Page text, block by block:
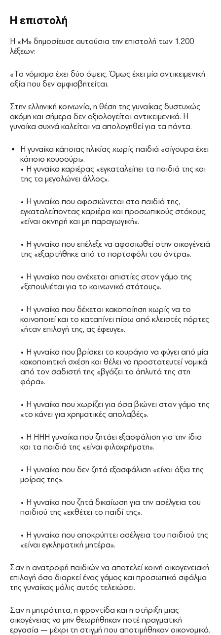
Η επιστολή
Η «Μ» δημοσίευσε αυτούσια την επιστολή των 1.200
λέξεων:
«Το νόμισμα έχει δύο όψεις. Όμως έχει μία αντικειμενική
αξία που δεν αμφισβητείται.
Στην ελληνική κοινωνία, η θέση της γυναίκας δυστυχώς
ακόμη και σήμερα δεν αξιολογείται αντικειμενικά. Η
γυναίκα συχνά καλείται να απολογηθεί για τα πάντα.
H γυναίκα κάποιας ηλικίας χωρίς παιδιά «σίγουρα έχει
κάποιο κουσούρι».
• H γυναίκα καριέρας «εγκαταλείπει τα παιδιά της και
της τα μεγαλώνει άλλος».
• H γυναίκα που αφοσιώνεται στα παιδιά της,
εγκαταλείποντας καριέρα και προσωπικούς στόχους,
«είναι οκνηρή και μη παραγωγική».
• H γυναίκα που επέλεξε να αφοσιωθεί στην οικογένειά
της «εξαρτήθηκε από το πορτοφόλι του άντρα».
• H γυναίκα που ανέχεται απιστίες στον γάμο της
«ξεπουλιέται για το κοινωνικό στάτους».
• H γυναίκα που δέχεται κακοποίηση χωρίς να το
κοινοποιεί και το καταπίνει πίσω από κλειστές πόρτες
«ήταν επιλογή της, ας έφευγε».
• H γυναίκα που βρίσκει το κουράγιο να φύγει από μία
κακοποιητική σχέση και θέλει να προστατευτεί νομικά
από τον σαδιστή της «βγάζει τα άπλυτά της στη
φόρα».
• H γυναίκα που χωρίζει για όσα βιώνει στον γάμο της
«το κάνει για χρηματικές απολαβές».
• H HHH γυναίκα που ζητάει εξασφάλιση για την ίδια
και τα παιδιά της «είναι φιλοχρήματη».
• Η γυναίκα που δεν ζητά εξασφάλιση «είναι άξια της
μοίρας της».
• Η γυναίκα που ζητά δικαίωση για την ασέλγεια του
παιδιού της «εκθέτει το παιδί της».
• Η γυναίκα που αποκρύπτει ασέλγεια του παιδιού της
«είναι εγκληματική μητέρα».
Σαν η ανατροφή παιδιών να αποτελεί κοινή οικογενειακή
επιλογή όσο διαρκεί ένας γάμος και προσωπικό σφάλμα
της γυναίκας μόλις αυτός τελειώσει.
Σαν η μητρότητα, η φροντίδα και η στήριξη μιας
οικογένειας να μην θεωρήθηκαν ποτέ πραγματική
εργασία — μέχρι τη στιγμή που αποτιμήθηκαν οικονομικά.